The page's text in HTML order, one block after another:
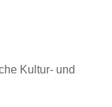
Kultur- und